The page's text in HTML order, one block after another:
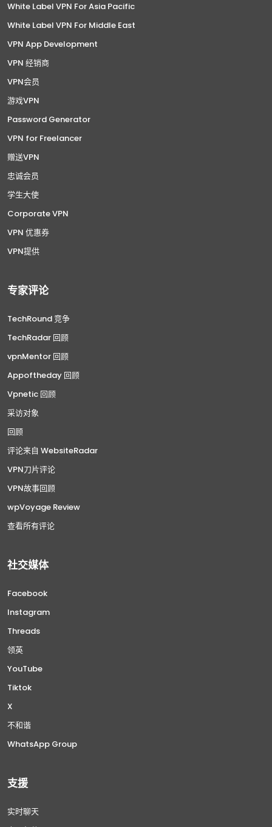
White Label VPN For Asia Pacific
White Label VPN For Middle East
VPN App Development
VPN 经销商
VPN会员
游戏VPN
Password Generator
VPN for Freelancer
赠送VPN
忠诚会员
学生大使
Corporate VPN
VPN 优惠券
VPN提供
专家评论
TechRound 竞争
TechRadar 回顾
vpnMentor 回顾
Appoftheday 回顾
Vpnetic 回顾
采访对象
回顾
评论来自 WebsiteRadar
VPN刀片评论
VPN故事回顾
wpVoyage Review
查看所有评论
社交媒体
Facebook
Instagram
Threads
领英
YouTube
Tiktok
X
不和谐
WhatsApp Group
支援
实时聊天